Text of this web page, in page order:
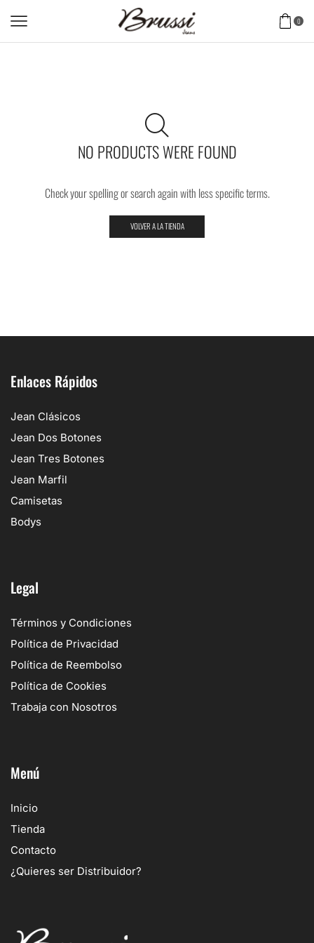
0
NO PRODUCTS WERE FOUND
Check your spelling or search again with less specific terms.
VOLVER A LA TIENDA
Enlaces Rápidos
Jean Clásicos
Jean Dos Botones
Jean Tres Botones
Jean Marfil
Camisetas
Bodys
Legal
Términos y Condiciones
Política de Privacidad
Política de Reembolso
Política de Cookies
Trabaja con Nosotros
Menú
Inicio
Tienda
Contacto
¿Quieres ser Distribuidor?